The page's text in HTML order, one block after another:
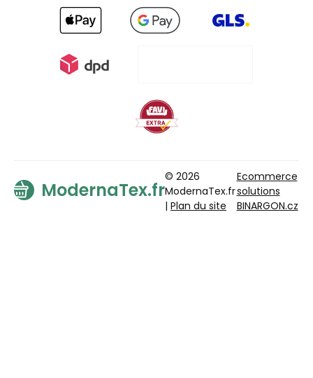
ModernaTex.fr
© 2026
ModernaTex.fr
| Plan du site
Ecommerce
solutions
BINARGON.cz